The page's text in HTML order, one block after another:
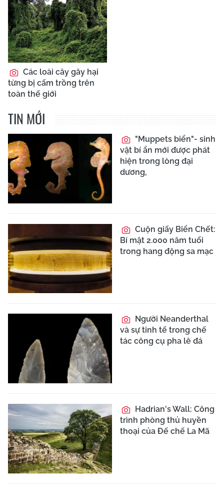
Các loài cây gây hại
từng bị cấm trồng trên
toàn thế giới
TIN MỚI
"Muppets biển"- sinh
vật bí ẩn mới được phát
hiện trong lòng đại
dương,
Cuộn giấy Biển Chết:
Bí mật 2.000 năm tuổi
trong hang động sa mạc
Người Neanderthal
và sự tinh tế trong chế
tác công cụ pha lê đá
Hadrian's Wall: Công
trình phòng thủ huyền
thoại của Đế chế La Mã